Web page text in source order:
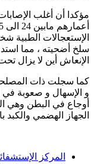
مؤكدا أن أغلب
الإستعجالات الطبية
سلخ أضحيته ، مما
الإنعاش أين لا يزال
كما سجلت ذات
و الإسهال و صعوبة في
أوجاع في البطن وهي
الجهاز الهضمي والكبد
المركز